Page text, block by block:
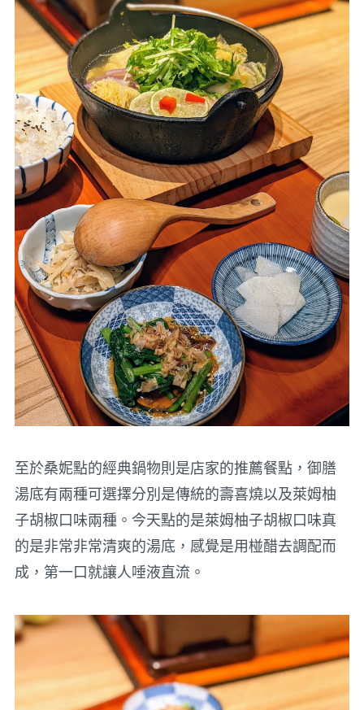
至於桑妮點的經典鍋物則是店家的推薦餐點，御膳
湯底有兩種可選擇分別是傳統的壽喜燒以及萊姆柚
子胡椒口味兩種。今天點的是萊姆柚子胡椒口味真
的是非常非常清爽的湯底，感覺是用椪醋去調配而
成，第一口就讓人唾液直流。